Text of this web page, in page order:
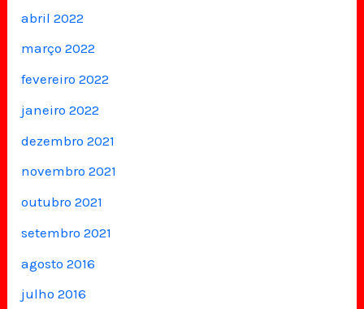
abril 2022
março 2022
fevereiro 2022
janeiro 2022
dezembro 2021
novembro 2021
outubro 2021
setembro 2021
agosto 2016
julho 2016